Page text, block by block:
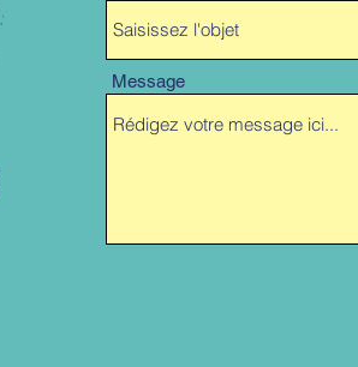
Message